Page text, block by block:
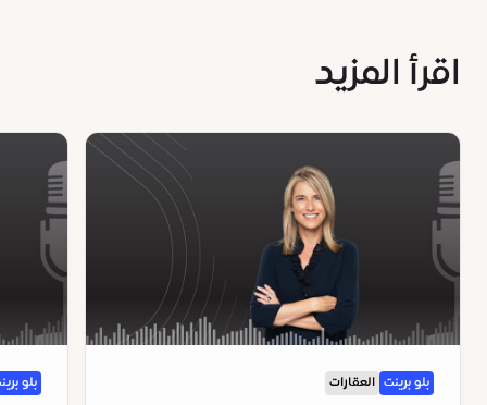
اقرأ المزيد
بلو برينت العقارات بلو